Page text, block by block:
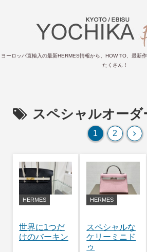
ヨーロッパ直輸入の最新HERMES情報から、HOW TO、最新
たくさん！
スペシャルオーダ
1 2
次
へ
HERMES
世界に1つだ
けのバーキン
HERMES
スペシャルな
ケリーミニド
ゥ